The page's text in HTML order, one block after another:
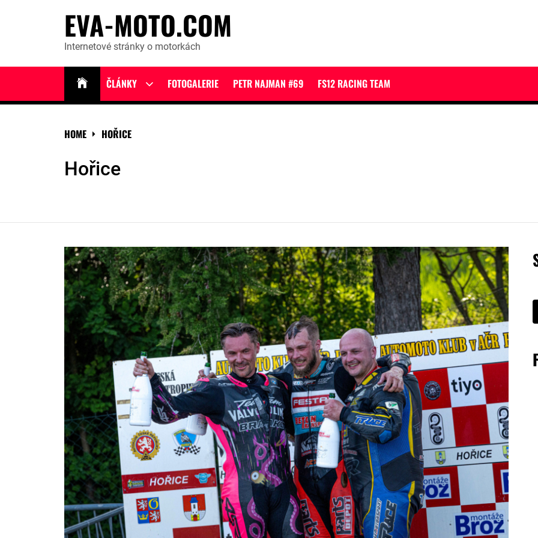
EVA-MOTO.COM
Internetové stránky o motorkách
ČLÁNKY
Show
menu
FOTOGALERIE PETR NAJMAN #69 FS12 RACING TEAM
HOME HOŘICE
Hořice